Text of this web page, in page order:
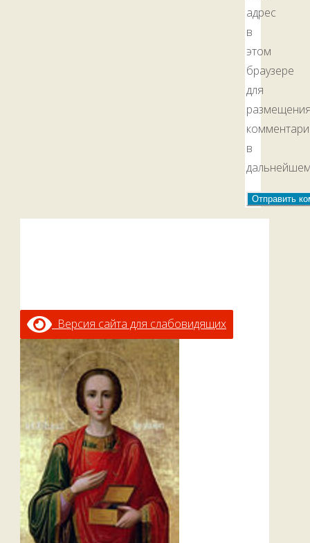
адрес
в
этом
браузере
для
в
Версия сайта для слабовидящих